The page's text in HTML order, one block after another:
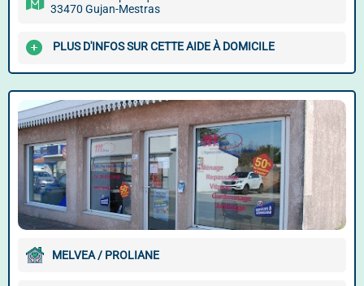
33470 Gujan-Mestras
PLUS D'INFOS SUR CETTE AIDE À DOMICILE
MELVEA / PROLIANE